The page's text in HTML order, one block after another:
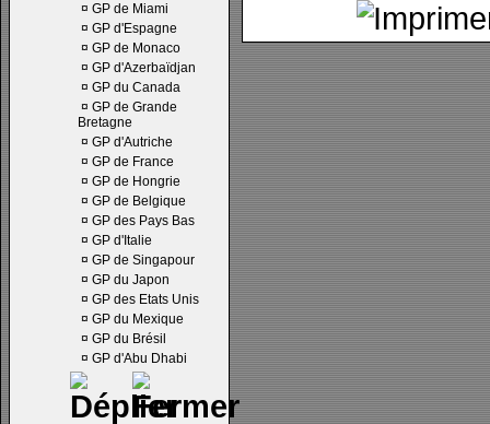
¤ GP de Miami
¤ GP d'Espagne
¤ GP de Monaco
¤ GP d'Azerbaïdjan
¤ GP du Canada
¤ GP de Grande
Bretagne
¤ GP d'Autriche
¤ GP de France
¤ GP de Hongrie
¤ GP de Belgique
¤ GP des Pays Bas
¤ GP d'Italie
¤ GP de Singapour
¤ GP du Japon
¤ GP des Etats Unis
¤ GP du Mexique
¤ GP du Brésil
¤ GP d'Abu Dhabi